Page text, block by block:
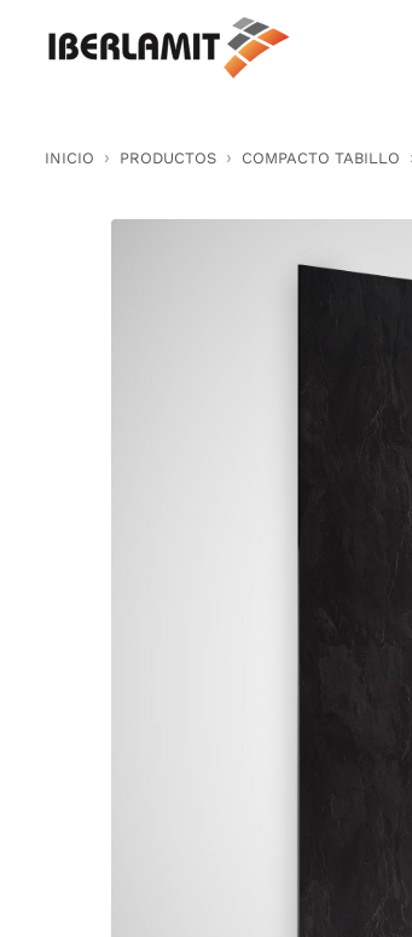
INICIO PRODUCTOS COMPACTO TABILLO